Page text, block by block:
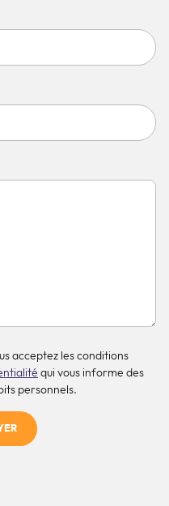
acceptez les conditions
qui vous informe des
personnels.